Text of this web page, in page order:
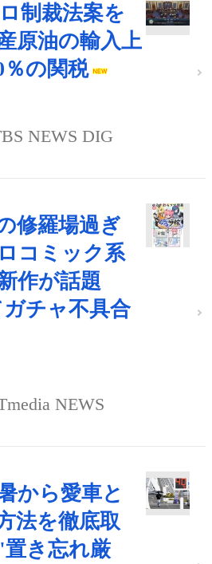
制裁法案を
原油の輸入上
％の関税
NEWS DIG
修羅場過ぎ
コミック系
作が話題
チャ不具合
NEWS
から愛車と
法を徹底取
き忘れ厳